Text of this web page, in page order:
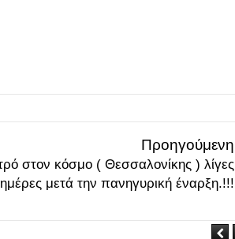
Προηγούμενη
στον κόσμο ( Θεσσαλονίκης ) λίγες
ημέρες μετά την πανηγυρική έναρξη.!!!